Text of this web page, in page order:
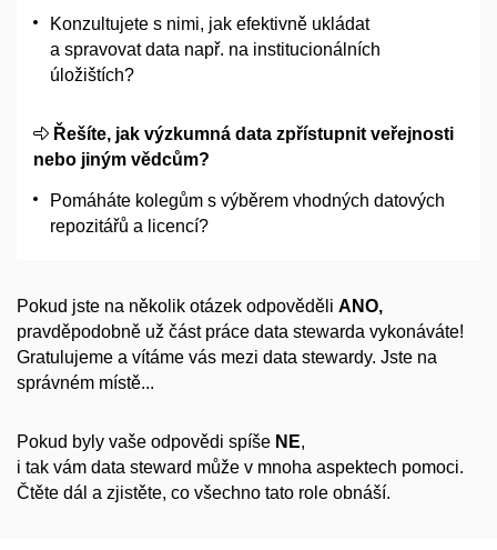
Konzultujete s nimi, jak efektivně ukládat
a spravovat data např. na institucionálních
úložištích?
Řešíte, jak výzkumná data zpřístupnit veřejnosti
nebo jiným vědcům?
Pomáháte kolegům s výběrem vhodných datových
repozitářů a licencí?
Pokud jste na několik otázek odpověděli ANO,
pravděpodobně už část práce data stewarda vykonáváte!
Gratulujeme a vítáme vás mezi data stewardy. Jste na
správném místě...
Pokud byly vaše odpovědi spíše NE,
i tak vám data steward může v mnoha aspektech pomoci.
Čtěte dál a zjistěte, co všechno tato role obnáší.